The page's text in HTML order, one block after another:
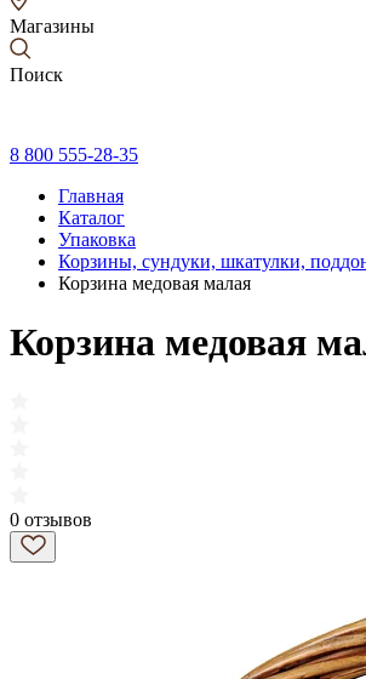
Магазины
Поиск
8 800 555-28-35
Главная
Каталог
Упаковка
Корзины, сундуки, шкатулки,
Корзина медовая малая
Корзина медовая
0 отзывов